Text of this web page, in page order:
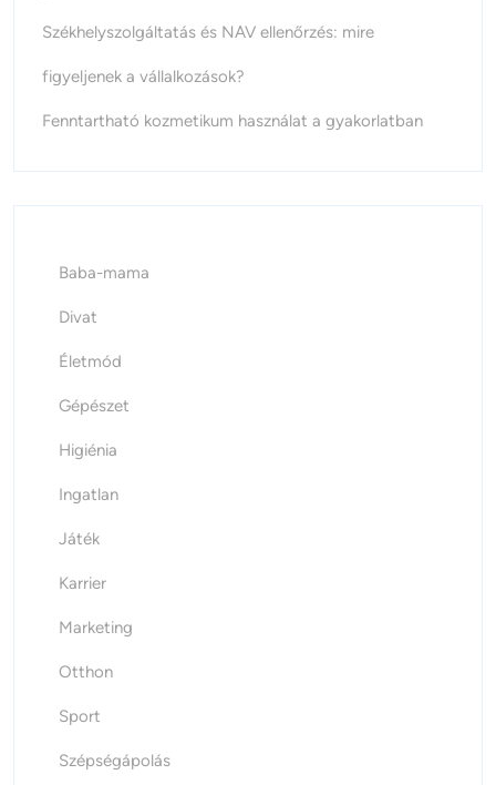
Székhelyszolgáltatás és NAV ellenőrzés: mire
figyeljenek a vállalkozások?
Fenntartható kozmetikum használat a gyakorlatban
Baba-mama
Divat
Életmód
Gépészet
Higiénia
Ingatlan
Játék
Karrier
Marketing
Otthon
Sport
Szépségápolás